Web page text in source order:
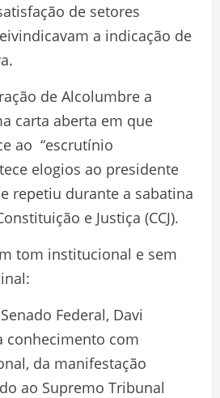
de setores
a indicação de
de Alcolumbre a
carta aberta em que
ao “escrutínio
elogios ao presidente
repetiu durante a sabatina
e Justiça (CCJ).
tom institucional e sem
Federal, Davi
conhecimento com
da manifestação
ao Supremo Tribunal